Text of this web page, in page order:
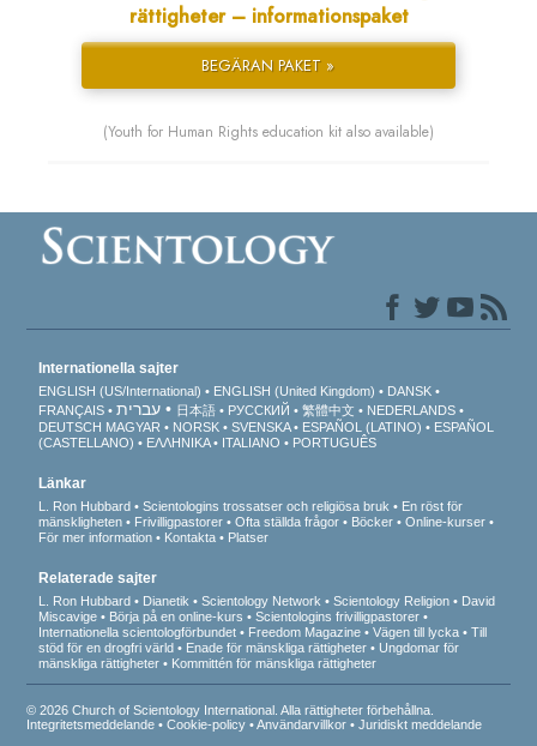
rättigheter – informationspaket
BEGÄRAN PAKET »
(Youth for Human Rights education kit also available)
Internationella sajter
ENGLISH (US/International) ENGLISH (United Kingdom)
DANSK
FRANÇAIS
עברית 日本語 РУССКИЙ 繁體中文
NEDERLANDS
DEUTSCH MAGYAR NORSK SVENSKA ESPAÑOL (LATINO)
ESPAÑOL
(CASTELLANO)
ΕΛΛΗΝΙΚA ITALIANO PORTUGUÊS
Länkar
L. Ron Hubbard Scientologins trossatser och religiösa bruk
En röst för
mänskligheten
Frivilligpastorer Ofta ställda frågor Böcker
Online-kurser
För mer information
Kontakta Platser
Relaterade sajter
L. Ron Hubbard Dianetik Scientology Network Scientology Religion
David
Miscavige
Börja på en online-kurs
Scientologins frivilligpastorer
Internationella scientologförbundet
Freedom Magazine Vägen till lycka
Till
stöd för en drogfri värld
Enade för mänskliga rättigheter
Ungdomar för
mänskliga rättigheter
Kommittén för mänskliga rättigheter
© 2026 Church of Scientology International. Alla rättigheter förbehållna.
Integritetsmeddelande •Cookie-policy •Användarvillkor •Juridiskt meddelande